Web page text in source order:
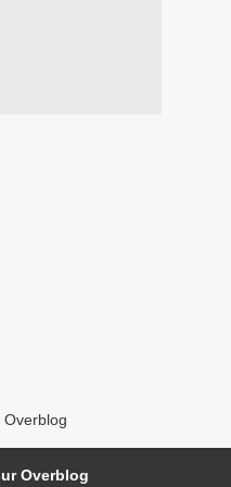
Overblog